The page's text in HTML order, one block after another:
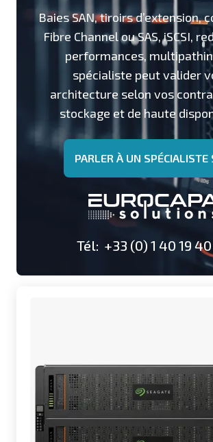
Baies SAN, tiroirs d’extension,
Fibre Channel ou SAS, iSCSI,
performances,
spécialiste peut valider
architecture selon vos
stockage et de haute
PARLER À UN SPÉCIALISTE
Tél: +33 (0) 1 40 19